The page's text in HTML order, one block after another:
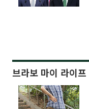
브라보 마이 라이프